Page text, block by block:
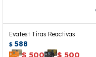
Evatest Tiras Reactivas
$ 588
$ 500 $ 500